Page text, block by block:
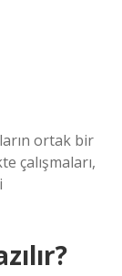
ortak bir
çalışmaları,